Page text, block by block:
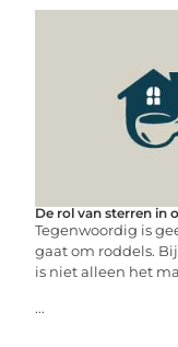
De rol van sterren in
Tegenwoordig is
gaat om roddels.
is niet alleen het
...